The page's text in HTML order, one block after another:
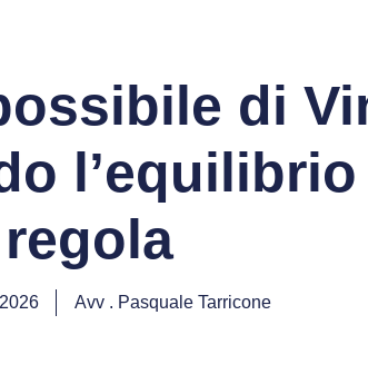
di
regola
Avv . Pasquale Tarricone